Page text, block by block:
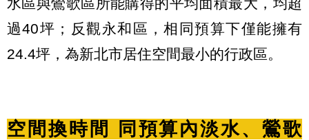
過40坪；反觀永和區，相同預算下僅能擁有
24.4坪，為新北市居住空間最小的行政區。
空間換時間 同預算內淡水、鶯歌